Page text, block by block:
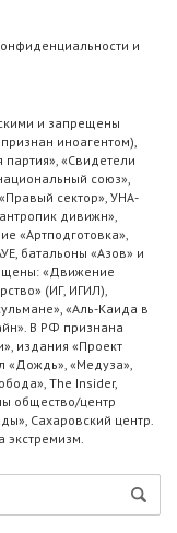
и
и запрещены
иноагентом),
«Свидетели
союз»,
сектор», УНА-
дивижн»,
«Артподготовка»,
батальоны «Азов» и
«Движение
(ИГ, ИГИЛ),
«Аль-Каида в
В РФ признана
издания «Проект
«Дождь», «Медуза»,
The Insider,
общество/центр
Сахаровский центр.